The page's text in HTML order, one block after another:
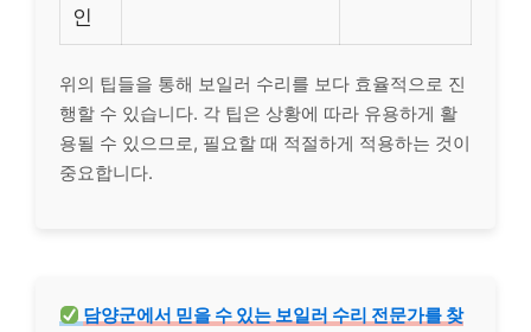
인
위의 팁들을 통해 보일러 수리를 보다 효율적으로 진
행할 수 있습니다. 각 팁은 상황에 따라 유용하게 활
용될 수 있으므로, 필요할 때 적절하게 적용하는 것이
중요합니다.
담양군에서 믿을 수 있는 보일러 수리 전문가를 찾